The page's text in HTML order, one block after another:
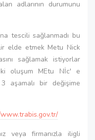
adlarının durumunu
tescili sağlanmadı bu
elde etmek Metu Nick
sağlamak istiyorlar
oluşum MEtu Nİc' e
aşamalı bir değişime
veya firmanızla iligli